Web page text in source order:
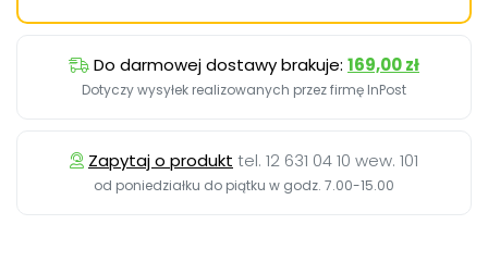
Do darmowej dostawy brakuje: 169,00 zł
Dotyczy wysyłek realizowanych przez firmę InPost
Zapytaj o produkt tel. 12 631 04 10 wew. 101
od poniedziałku do piątku w godz. 7.00-15.00